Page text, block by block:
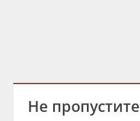
Не пропустите